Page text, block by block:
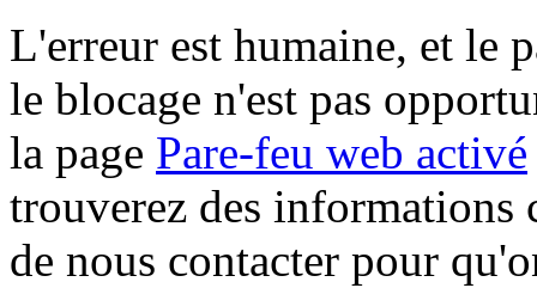
L'erreur est humaine, et le
le blocage n'est pas
la page Pare-feu web activé
trouverez des informations
de nous contacter pour